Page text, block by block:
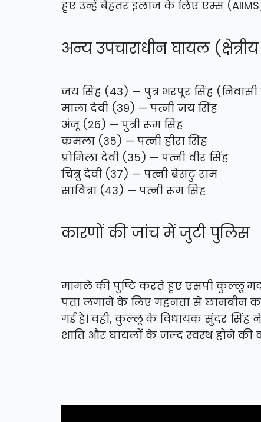
हुए उन्हें बेहतर इलाज के लिए एम्स
अन्य उपचाराधीन घायल
जय सिंह (43) — पुत्र भरपूर सिंह
माला देवी (39) — पत्नी जय सिंह
अंजू (26) — पुत्री रूम सिंह
कमला (35) — पत्नी हीरा सिंह
प्रोमिला देवी (35) — पत्नी वीर सिंह
चित्रु देवी (37) — पत्नी ब्रेसटु राम
सावित्रा (43) — पत्नी रूम सिंह
कारणों की जांच में जुटी पुलिस
मामले की पुष्टि करते हुए एसपी कुल्लू
पता लगाने के लिए गहनता से छानबीन
गई है। वहीं, कुल्लू के विधायक सुंदर सिंह
शांति और घायलों के जल्द स्वस्थ होने की